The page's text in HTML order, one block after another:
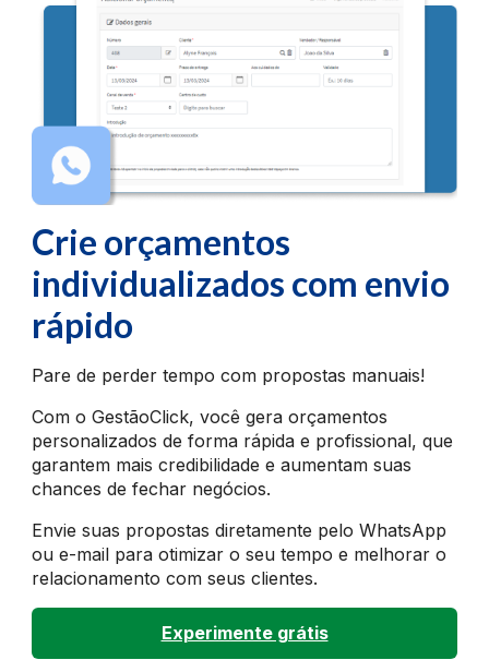
Crie orçamentos
individualizados com envio
rápido
Pare de perder tempo com propostas manuais!
Com o GestãoClick, você gera orçamentos
personalizados de forma rápida e profissional, que
garantem mais credibilidade e aumentam suas
chances de fechar negócios.
Envie suas propostas diretamente pelo WhatsApp
ou e-mail para otimizar o seu tempo e melhorar o
relacionamento com seus clientes.
Experimente grátis